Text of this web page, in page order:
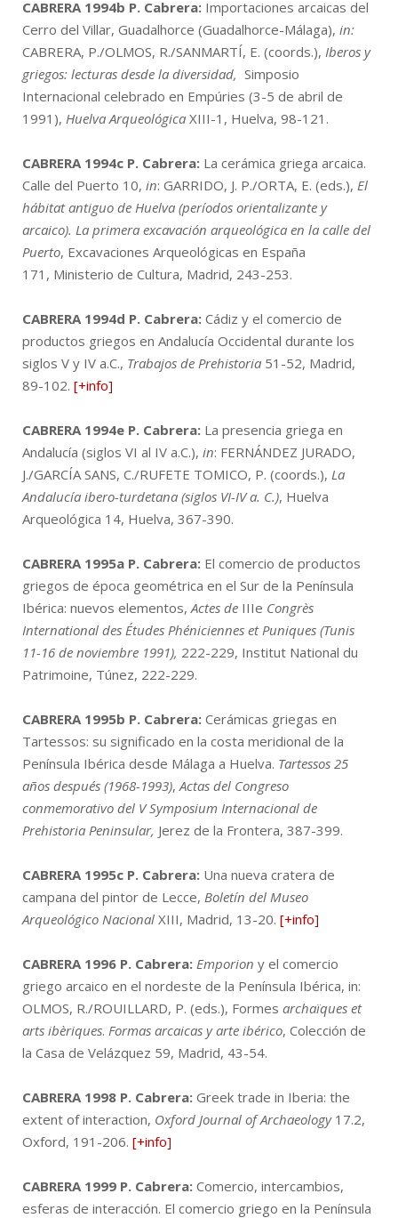
CABRERA 1994b P. Cabrera: Importaciones arcaicas del
Cerro del Villar, Guadalhorce (Guadalhorce-Málaga), in:
CABRERA, P./OLMOS, R./SANMARTÍ, E. (coords.), Iberos y
griegos: lecturas desde la diversidad, Simposio
Internacional celebrado en Empúries (3-5 de abril de
1991), Huelva Arqueológica XIII-1, Huelva, 98-121.
CABRERA 1994c P. Cabrera: La cerámica griega arcaica.
Calle del Puerto 10, in: GARRIDO, J. P./ORTA, E. (eds.), El
hábitat antiguo de Huelva (períodos orientalizante y
arcaico). La primera excavación arqueológica en la calle del
Puerto, Excavaciones Arqueológicas en España
171, Ministerio de Cultura, Madrid, 243-253.
CABRERA 1994d P. Cabrera: Cádiz y el comercio de
productos griegos en Andalucía Occidental durante los
siglos V y IV a.C., Trabajos de Prehistoria 51-52, Madrid,
89-102. [+info]
CABRERA 1994e P. Cabrera: La presencia griega en
Andalucía (siglos VI al IV a.C.), in: FERNÁNDEZ JURADO,
J./GARCÍA SANS, C./RUFETE TOMICO, P. (coords.), La
Andalucía ibero-turdetana (siglos VI-IV a. C.), Huelva
Arqueológica 14, Huelva, 367-390.
CABRERA 1995a P. Cabrera: El comercio de productos
griegos de época geométrica en el Sur de la Península
Ibérica: nuevos elementos, Actes de IIIe Congrès
International des Études Phéniciennes et Puniques (Tunis
11-16 de noviembre 1991), 222-229, Institut National du
Patrimoine, Túnez, 222-229.
CABRERA 1995b P. Cabrera: Cerámicas griegas en
Tartessos: su significado en la costa meridional de la
Península Ibérica desde Málaga a Huelva. Tartessos 25
años después (1968-1993), Actas del Congreso
conmemorativo del V Symposium Internacional de
Prehistoria Peninsular, Jerez de la Frontera, 387-399.
CABRERA 1995c P. Cabrera: Una nueva cratera de
campana del pintor de Lecce, Boletín del Museo
Arqueológico Nacional XIII, Madrid, 13-20. [+info]
CABRERA 1996 P. Cabrera: Emporion y el comercio
griego arcaico en el nordeste de la Península Ibérica, in:
OLMOS, R./ROUILLARD, P. (eds.), Formes archaïques et
arts ibèriques. Formas arcaicas y arte ibérico, Colección de
la Casa de Velázquez 59, Madrid, 43-54.
CABRERA 1998 P. Cabrera: Greek trade in Iberia: the
extent of interaction, Oxford Journal of Archaeology 17.2,
Oxford, 191-206. [+info]
CABRERA 1999 P. Cabrera: Comercio, intercambios,
esferas de interacción. El comercio griego en la Península